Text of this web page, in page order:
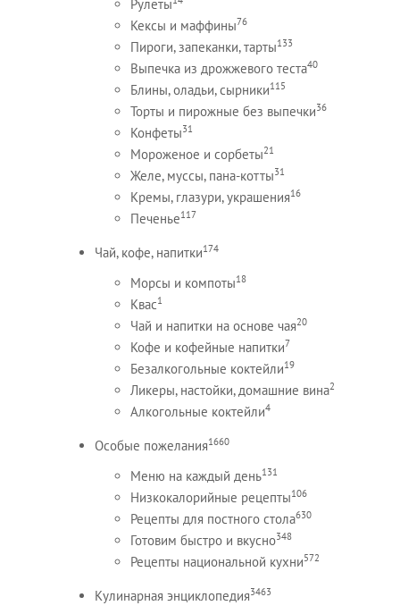
Рулеты
Кексы и маффины76
Пироги, запеканки, тарты133
Выпечка из дрожжевого теста40
Блины, оладьи, сырники115
Торты и пирожные без выпечки36
Конфеты31
Мороженое и сорбеты21
Желе, муссы, пана-котты31
Кремы, глазури, украшения16
Печенье117
Чай, кофе, напитки174
Морсы и компоты18
Квас1
Чай и напитки на основе чая20
Кофе и кофейные напитки7
Безалкогольные коктейли19
Ликеры, настойки, домашние вина2
Алкогольные коктейли4
Особые пожелания1660
Меню на каждый день131
Низкокалорийные рецепты106
Рецепты для постного стола630
Готовим быстро и вкусно348
Рецепты национальной кухни572
Кулинарная энциклопедия3463